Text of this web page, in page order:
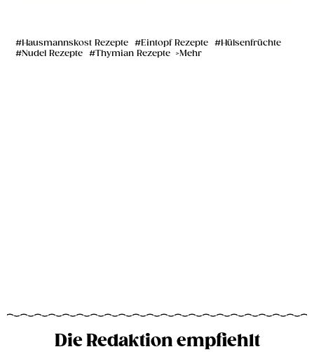
Hausmannskost Rezepte Eintopf Rezepte
Hülsenfrüchte
Nudel Rezepte
Thymian Rezepte Mehr
Die Redaktion empfiehlt